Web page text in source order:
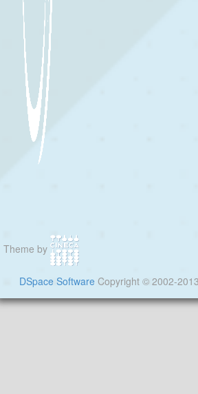
Theme by
DSpace Software Copyright © 2002-2013